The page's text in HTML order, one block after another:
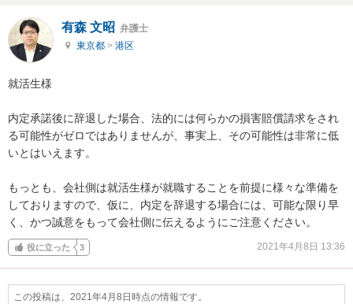
有森 文昭 弁護士
東京都 > 港区
就活生様
内定承諾後に辞退した場合、法的には何らかの損害賠償請求をされ
る可能性がゼロではありませんが、事実上、その可能性は非常に低
いとはいえます。
もっとも、会社側は就活生様が就職することを前提に様々な準備を
しておりますので、仮に、内定を辞退する場合には、可能な限り早
く、かつ誠意をもって会社側に伝えるようにご注意ください。
役に立った 3 2021年4月8日 13:36
この投稿は、2021年4月8日時点の情報です。